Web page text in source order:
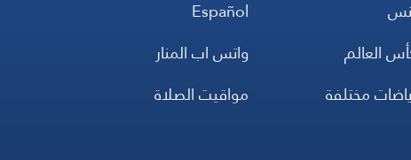
العالم
مختلفة
Español
واتس اب المنار
مواقيت الصلاة